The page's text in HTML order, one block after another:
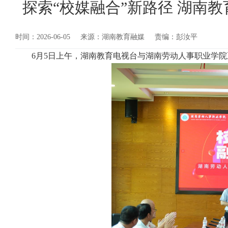
探索“校媒融合”新路径 湖南
时间：2026-06-05 来源：湖南教育融媒 责编：彭汝平
6月 5日 上午，湖南教育电视台与湖南劳动人事职业学